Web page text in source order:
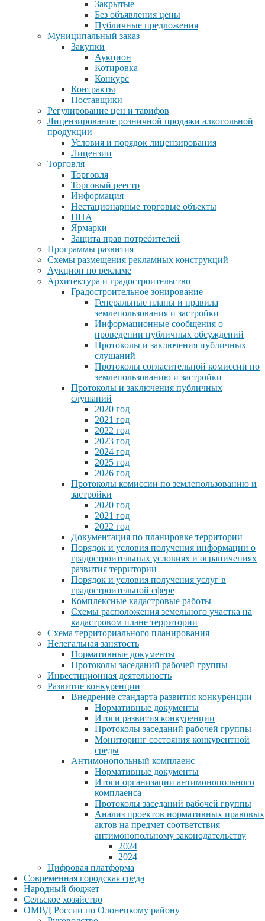
Закрытые
Без объявления цены
Публичные предложения
Муниципальный заказ
Закупки
Аукцион
Котировка
Конкурс
Контракты
Поставщики
Регулирование цен и тарифов
Лицензирование розничной продажи алкогольной
продукции
Условия и порядок лицензирования
Лицензии
Торговля
Торговля
Торговый реестр
Информация
Нестационарные торговые объекты
НПА
Ярмарки
Защита прав потребителей
Программы развития
Схемы размещения рекламных конструкций
Аукцион по рекламе
Архитектура и градостроительство
Градостроительное зонирование
Генеральные планы и правила
землепользования и застройки
Информационные сообщения о
проведении публичных обсуждений
Протоколы и заключения публичных
слушаний
Протоколы согласительной комиссии по
землепользованию и застройки
Протоколы и заключения публичных
слушаний
2020 год
2021 год
2022 год
2023 год
2024 год
2025 год
2026 год
Протоколы комиссии по землепользованию и
застройки
2020 год
2021 год
2022 год
Документация по планировке территории
Порядок и условия получения информации о
градостроительных условиях и ограничениях
развития территории
Порядок и условия получения услуг в
градостроительной сфере
Комплексные кадастровые работы
Схемы расположения земельного участка на
кадастровом плане территории
Схема территориального планирования
Нелегальная занятость
Нормативные документы
Протоколы заседаний рабочей группы
Инвестиционная деятельность
Развитие конкуренции
Внедрение стандарта развития конкуренции
Нормативные документы
Итоги развития конкуренции
Протоколы заседаний рабочей группы
Мониторинг состояния конкурентной
среды
Антимонопольный комплаенс
Нормативные документы
Итоги организации антимонопольного
комплаенса
Протоколы заседаний рабочей группы
Анализ проектов нормативных правовых
актов на предмет соответствия
антимонопольному законодательству
2024
2024
Цифровая платформа
Современная городская среда
Народный бюджет
Сельское хозяйство
ОМВД России по Олонецкому району